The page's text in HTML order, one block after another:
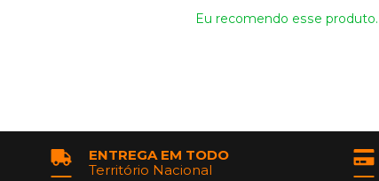
Eu recomendo esse produto.
ENTREGA EM TODO
Território Nacional